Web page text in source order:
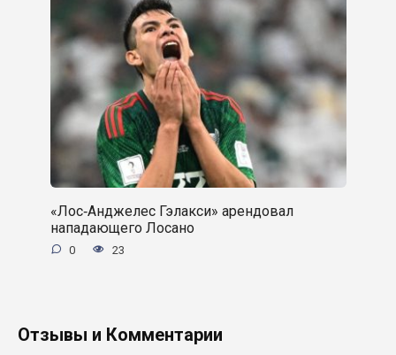
«Лос‑Анджелес Гэлакси» арендовал
нападающего Лосано
0 23
Отзывы и Комментарии